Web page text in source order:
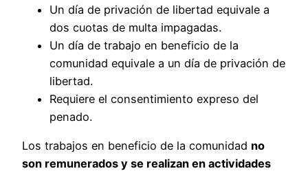
Un día de privación de libertad equivale a
dos cuotas de multa impagadas.
Un día de trabajo en beneficio de la
comunidad equivale a un día de privación de
libertad.
Requiere el consentimiento expreso del
penado.
Los trabajos en beneficio de la comunidad no
son remunerados y se realizan en actividades